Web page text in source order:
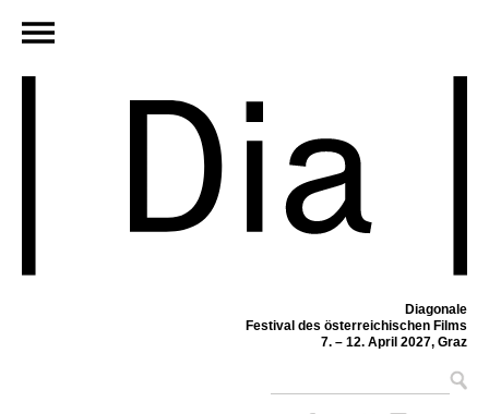
Diagonale
Festival des österreichischen Films
7. – 12. April 2027, Graz